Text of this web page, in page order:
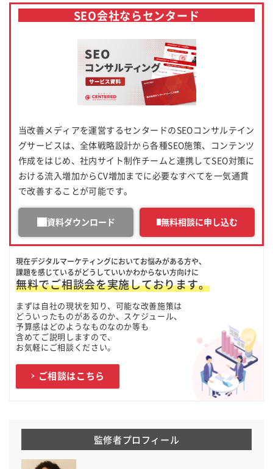
SEO会社ならセンタード
当改善メディアを運営するセンタードのSEOコンサルテイン
グサービスは、全体戦略設計から各種SEO施策、コンテンツ
作成をはじめ、社内サイト制作チームと連携してSEO対策に
おける流入増加からCV増加までに必要なすべてを一気通貫
で改善することが可能です。
資料ダウンロード 無料相談に申し込む
現在デジタルマーケティングにおいてお悩みがある方や、
課題を感じているがどうしていいかわからない方向けに
無料でご相談会を実施しております。
まずは自社の現状を知り、可能な改善施策は
どういったものがあるのか、スケジュール、
予算感はどのようなものなのか等も
含めてご説明しますので、
お気軽にご相談ください。
ご相談はこちら
監修者プロフィール